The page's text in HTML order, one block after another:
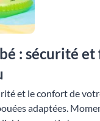
: sécurité et
et le confort de
adaptées.